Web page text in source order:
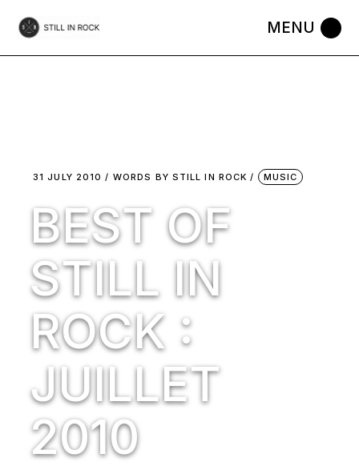
the
31 JULY 2010 WORDS BY STILL IN ROCK MUSIC
BEST OF
STILL IN
ROCK :
JUILLET
2010